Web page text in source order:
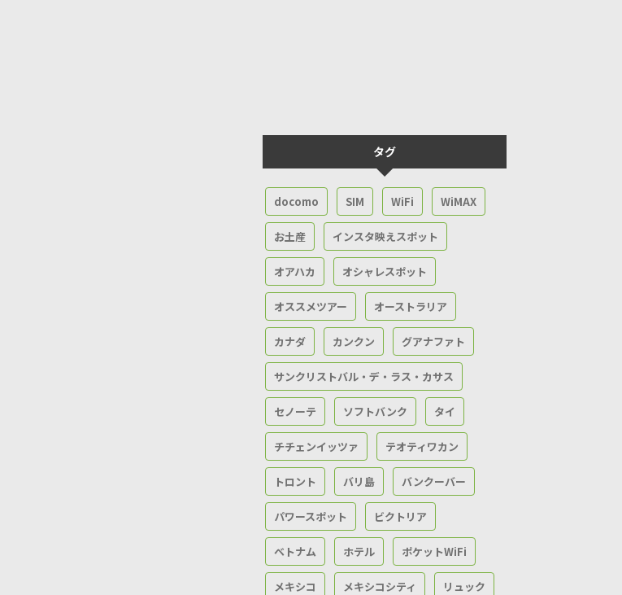
タグ
docomo SIM WiFi WiMAX
お土産 インスタ映えスポット
オアハカ オシャレスポット
オススメツアー オーストラリア
カナダ カンクン グアナファト
サンクリストバル・デ・ラス・カサス
セノーテ ソフトバンク タイ
チチェンイッツァ テオティワカン
トロント バリ島 バンクーバー
パワースポット ビクトリア
ベトナム ホテル ポケットWiFi
メキシコ メキシコシティ リュック